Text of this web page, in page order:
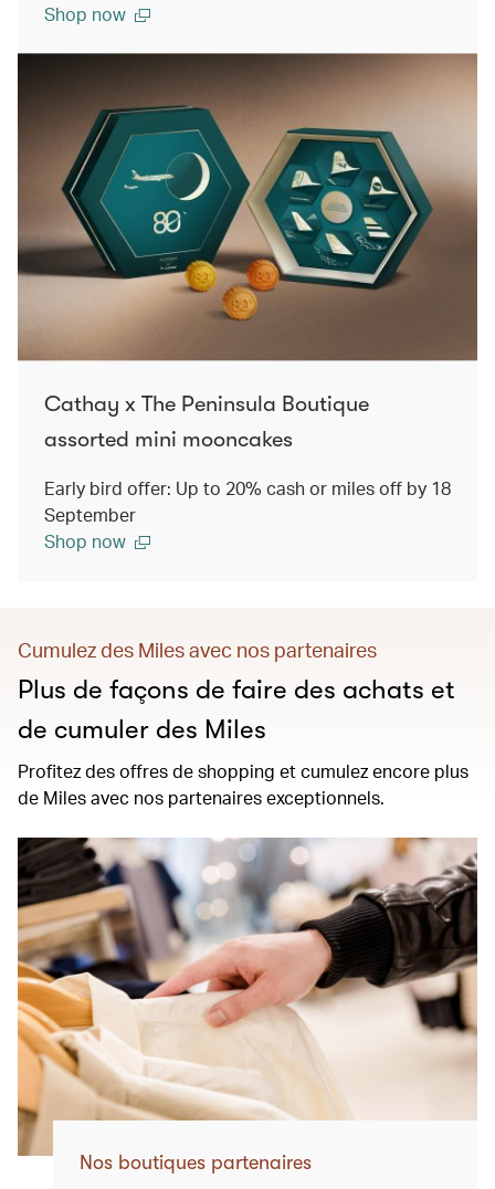
Shop now
Cathay x The Peninsula Boutique
assorted mini mooncakes
Early bird offer: Up to 20% cash or miles off by 18
September
Shop now
Cumulez des Miles avec nos partenaires
Plus de façons de faire des achats et
de cumuler des Miles
Profitez des offres de shopping et cumulez encore plus
de Miles avec nos partenaires exceptionnels.
Nos boutiques partenaires